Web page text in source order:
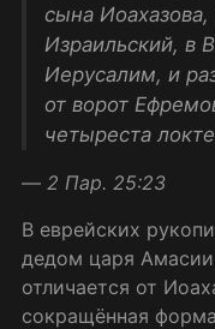
сына Иоахазова,
Израильский, в
Иерусалим, и
от ворот
четыреста
— 2 Пар. 25:23
В еврейских
дедом царя
отличается от
сокращённая